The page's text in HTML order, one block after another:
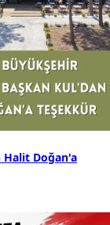
Halit Doğan'a